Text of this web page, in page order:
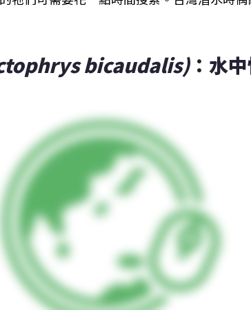
bicaudalis)：水